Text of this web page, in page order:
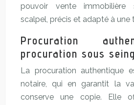
pouvoir vente immobilière
scalpel, précis et adapté à une
Procuration
procuration sous
La procuration authentique
notaire, qui en garantit la
conserve une copie. Elle